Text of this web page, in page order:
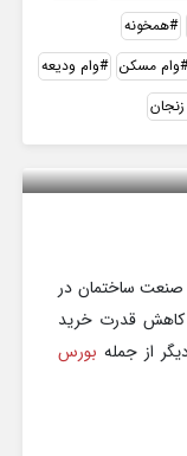
همخونه
وام مسکن
وام ودیعه
مقدس
صنعت ساختمان در
قدرت خرید
از جمله بورس